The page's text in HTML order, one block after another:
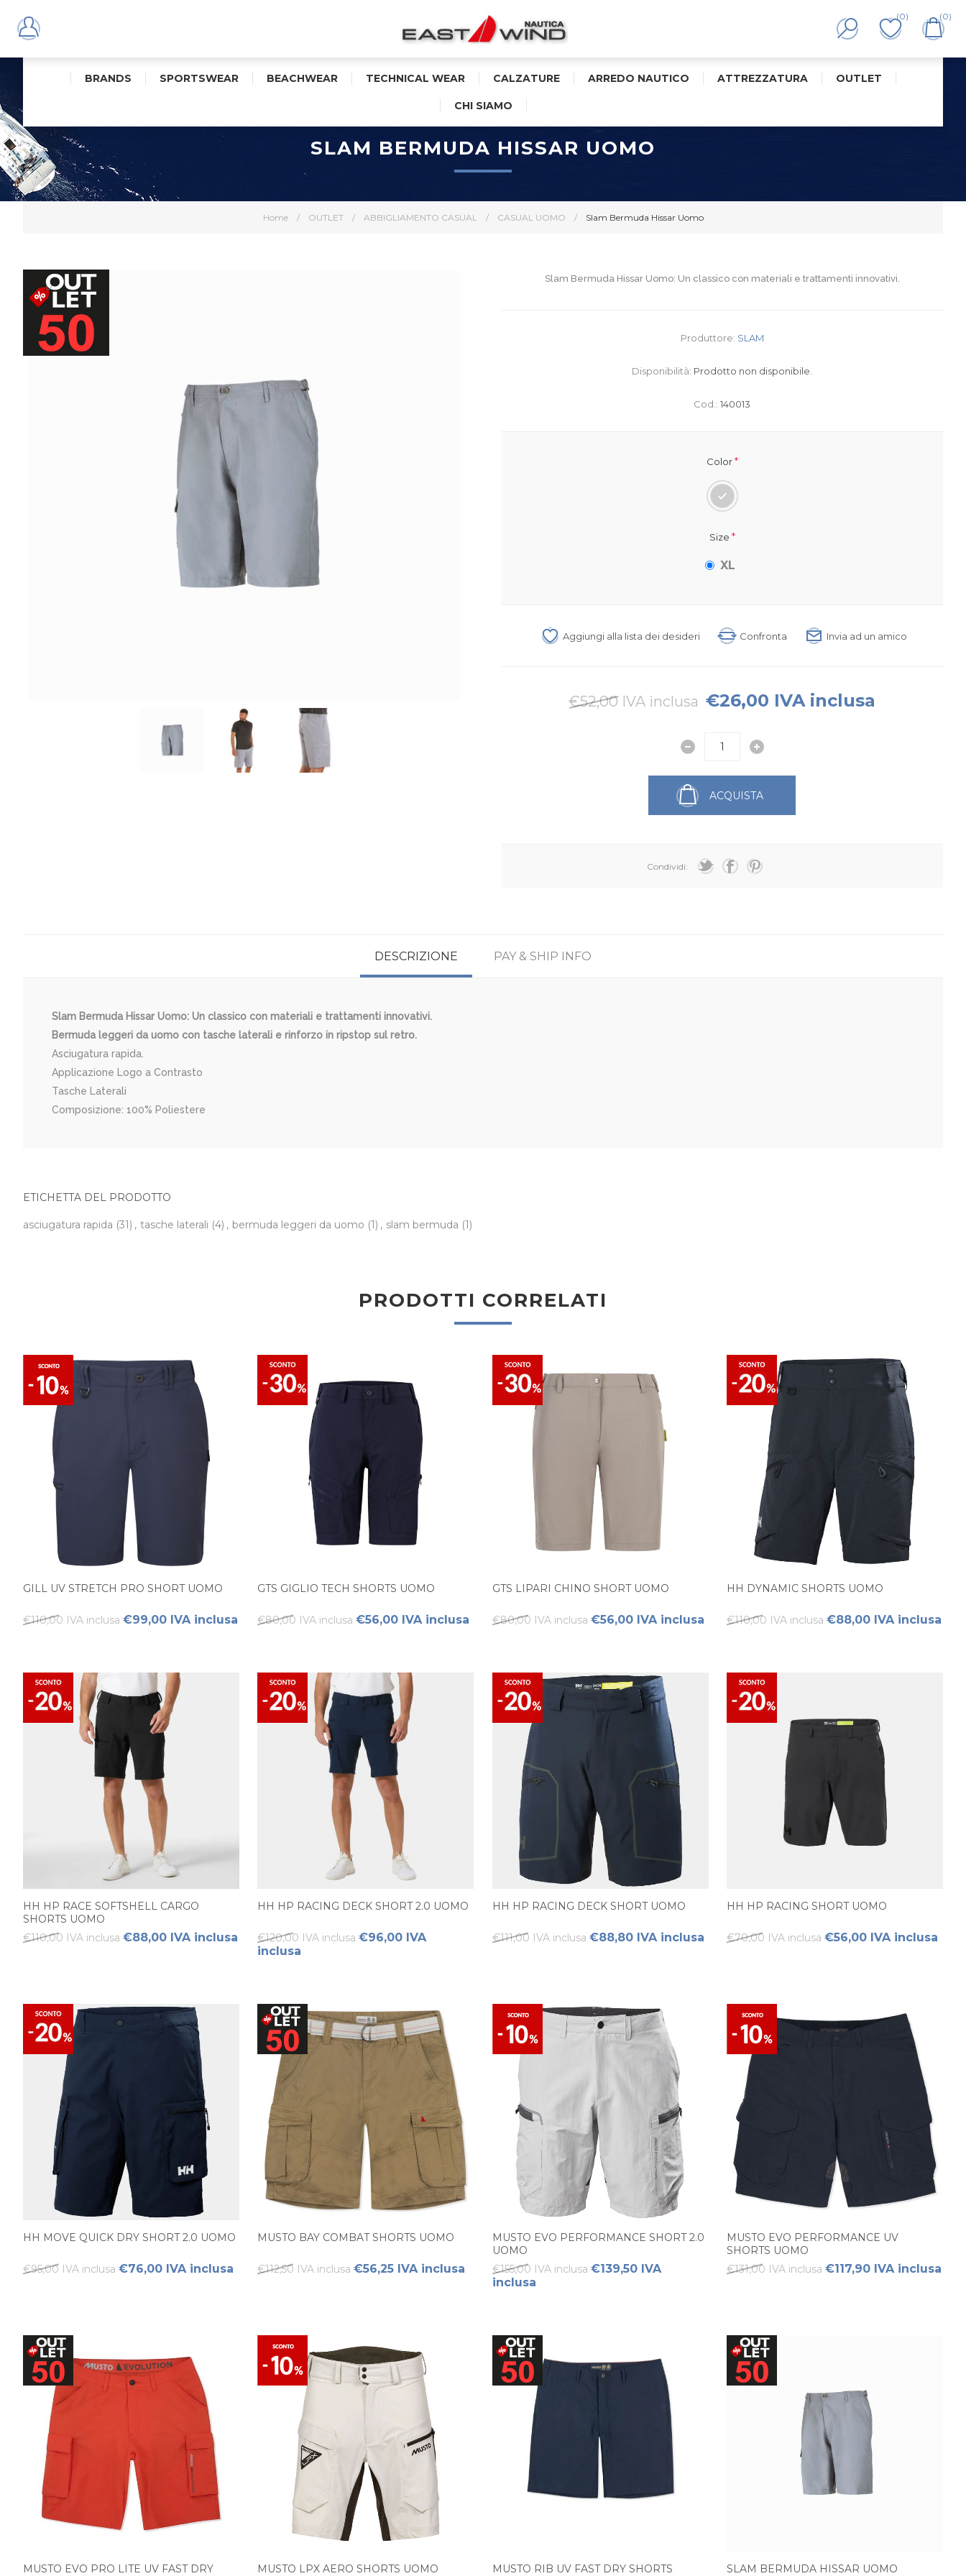
(0) (0)
BRANDS SPORTSWEAR BEACHWEAR TECHNICAL WEAR CALZATURE ARREDO NAUTICO ATTREZZATURA OUTLET
CHI SIAMO
Home / OUTLET / ABBIGLIAMENTO CASUAL / CASUAL UOMO / Slam Bermuda Hissar Uomo
SLAM BERMUDA HISSAR UOMO
Slam Bermuda Hissar Uomo: Un classico con materiali e trattamenti innovativi.
Produttore: SLAM
Disponibilità: Prodotto non disponibile.
Cod.: 140013
Color*
Size *
XL
Aggiungi alla lista dei desideri Confronta Invia ad un amico
€52,00 IVA inclusa €26,00 IVA inclusa
ACQUISTA
Condividi:
DESCRIZIONE PAY & SHIP INFO
Slam Bermuda Hissar Uomo: Un classico con materiali e trattamenti innovativi.
Bermuda leggeri da uomo con tasche laterali e rinforzo in ripstop sul retro.
Asciugatura rapida.
Applicazione Logo a Contrasto
Tasche Laterali
Composizione: 100% Poliestere
ETICHETTA DEL PRODOTTO
asciugatura rapida (31) , tasche laterali (4) , bermuda leggeri da uomo (1) , slam bermuda (1)
PRODOTTI CORRELATI
GILL UV STRETCH PRO SHORT UOMO
€110,00 IVA inclusa €99,00 IVA inclusa
GTS GIGLIO TECH SHORTS UOMO
€80,00 IVA inclusa €56,00 IVA inclusa
GTS LIPARI CHINO SHORT UOMO
€80,00 IVA inclusa €56,00 IVA inclusa
HH DYNAMIC SHORTS UOMO
€110,00 IVA inclusa €88,00 IVA inclusa
HH HP RACE SOFTSHELL CARGO
SHORTS UOMO
€110,00 IVA inclusa €88,00 IVA inclusa
HH HP RACING DECK SHORT 2.0 UOMO
€120,00 IVA inclusa €96,00 IVA
inclusa
HH HP RACING DECK SHORT UOMO
€111,00 IVA inclusa €88,80 IVA inclusa
HH HP RACING SHORT UOMO
€70,00 IVA inclusa €56,00 IVA inclusa
HH MOVE QUICK DRY SHORT 2.0 UOMO
€95,00 IVA inclusa €76,00 IVA inclusa
MUSTO BAY COMBAT SHORTS UOMO
€112,50 IVA inclusa €56,25 IVA inclusa
MUSTO EVO PERFORMANCE SHORT 2.0
UOMO
€155,00 IVA inclusa €139,50 IVA
inclusa
MUSTO EVO PERFORMANCE UV
SHORTS UOMO
€131,00 IVA inclusa €117,90 IVA inclusa
MUSTO EVO PRO LITE UV FAST DRY
MUSTO LPX AERO SHORTS UOMO
MUSTO RIB UV FAST DRY SHORTS
SLAM BERMUDA HISSAR UOMO